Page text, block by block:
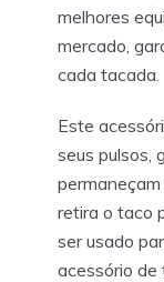
melhores
mercado,
cada tacada.
Este
seus pulsos,
retira o taco
ser usado
acessório de